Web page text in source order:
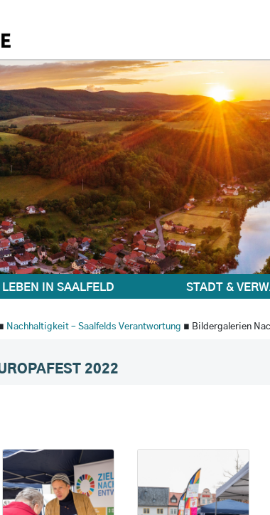
LEBEN IN SAALFELD STADT &
Nachhaltigkeit – Saalfelds Verantwortung ∎ Bildergalerien
2022